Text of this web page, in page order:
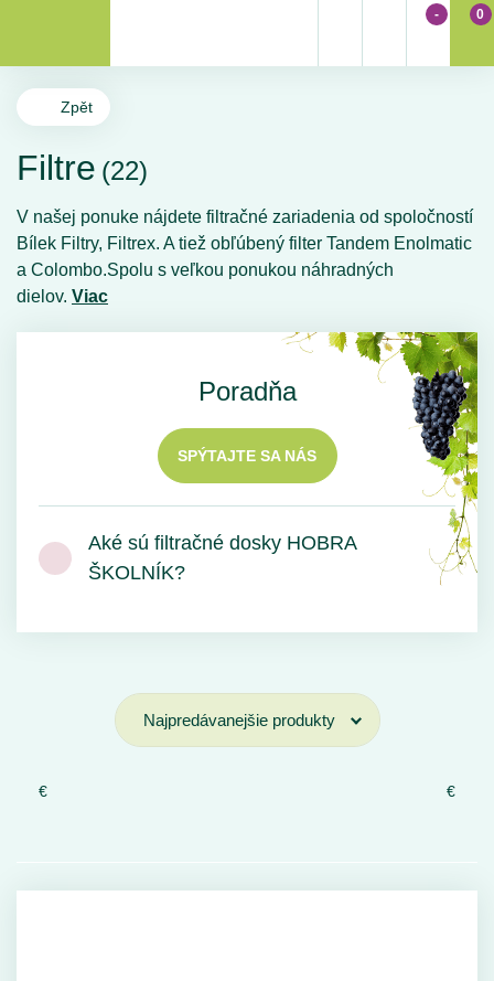
- 0
Zpět
Filtre (22)
V našej ponuke nájdete filtračné zariadenia od spoločností
Bílek Filtry, Filtrex. A tiež obľúbený filter Tandem Enolmatic
a Colombo.Spolu s veľkou ponukou náhradných
dielov. Viac
Poradňa
SPÝTAJTE SA NÁS
Aké sú filtračné dosky HOBRA
ŠKOLNÍK?
€ €